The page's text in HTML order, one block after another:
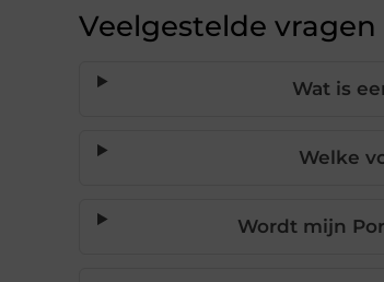
Veelgestelde vragen
Wat is
Welke
Wordt mijn